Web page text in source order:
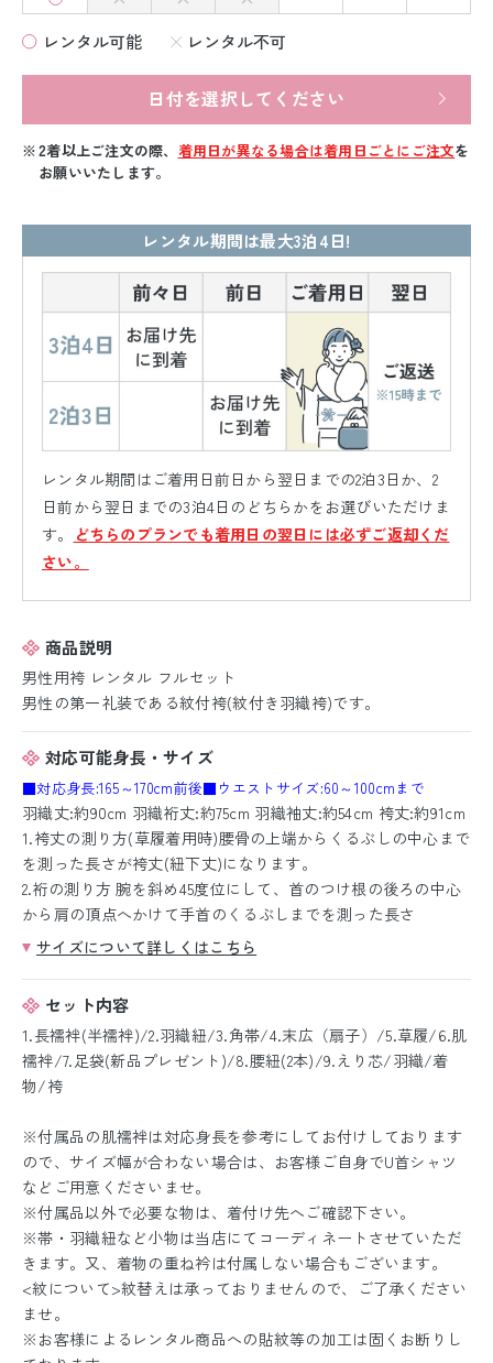
レンタル可能 レンタル不可
日付を選択してください
2着以上ご注文の際、 着用日が異なる場合は着用日ごとにご注文を
お願いいたします。
レンタル期間は最大3泊4日!
レンタル期間はご着用日前日から翌日までの2泊3日か、2
日前から翌日までの3泊4日のどちらかをお選びいただけま
す。
どちらのプランでも着用日の翌日には必ずご返却くだ
さい。
商品説明
男性用袴 レンタル フルセット
男性の第一礼装である紋付袴(紋付き羽織袴)です。
対応可能身長・サイズ
■対応身長:165～170cm前後■ウエストサイズ:60～100cmまで
羽織丈:約90cm 羽織裄丈:約75cm 羽織袖丈:約54cm 袴丈:約91cm
1.袴丈の測り方(草履着用時)腰骨の上端からくるぶしの中心まで
を測った長さが袴丈(紐下丈)になります。
2.裄の測り方 腕を斜め45度位にして、首のつけ根の後ろの中心
から肩の頂点へかけて手首のくるぶしまでを測った長さ
サイズについて詳しくはこちら
セット内容
1.長襦袢(半襦袢)/2.羽織紐/3.角帯/4.末広（扇子）/5.草履/6.肌
襦袢/7.足袋(新品プレゼント)/8.腰紐(2本)/9.えり芯/羽織/着
物/袴
※付属品の肌襦袢は対応身長を参考にしてお付けしております
ので、サイズ幅が合わない場合は、お客様ご自身でU首シャツ
などご用意くださいませ。
※付属品以外で必要な物は、着付け先へご確認下さい。
※帯・羽織紐など小物は当店にてコーディネートさせていただ
きます。又、着物の重ね衿は付属しない場合もございます。
<紋について>紋替えは承っておりませんので、ご了承ください
ませ。
※お客様によるレンタル商品への貼紋等の加工は固くお断りし